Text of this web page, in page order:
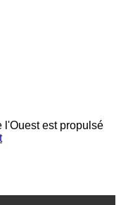
l'Ouest est propulsé